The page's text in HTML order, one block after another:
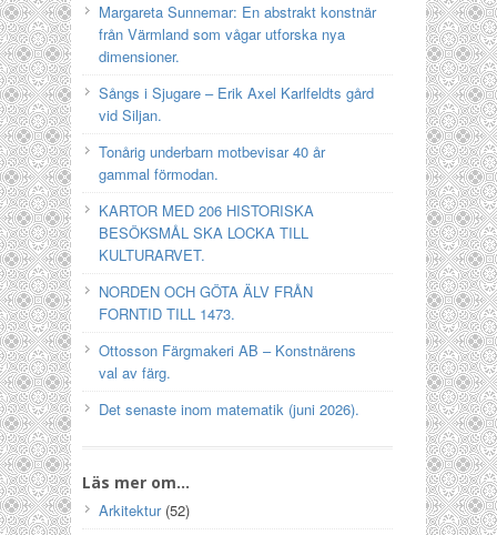
Margareta Sunnemar: En abstrakt konstnär
från Värmland som vågar utforska nya
dimensioner.
Sångs i Sjugare – Erik Axel Karlfeldts gård
vid Siljan.
Tonårig underbarn motbevisar 40 år
gammal förmodan.
KARTOR MED 206 HISTORISKA
BESÖKSMÅL SKA LOCKA TILL
KULTURARVET.
NORDEN OCH GÖTA ÄLV FRÅN
FORNTID TILL 1473.
Ottosson Färgmakeri AB – Konstnärens
val av färg.
Det senaste inom matematik (juni 2026).
Läs mer om…
Arkitektur(52)